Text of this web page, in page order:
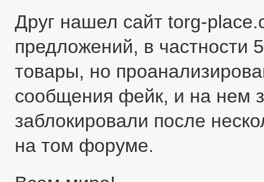
Друг нашел сайт torg-
предложений, в частности
товары, но
сообщения фейк, и на нем
заблокировали после
на том форуме.